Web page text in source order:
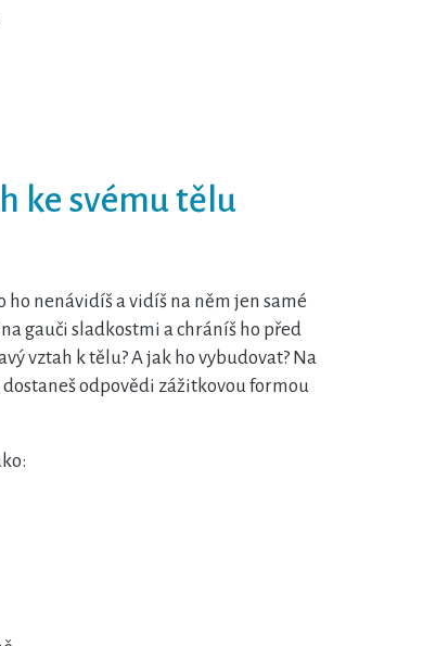
ke svému tělu
ho nenávidíš a vidíš na něm jen samé
gauči sladkostmi a chráníš ho před
vztah k tělu? A jak ho vybudovat? Na
odpovědi zážitkovou formou